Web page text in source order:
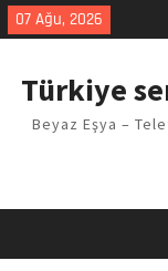
Skip
to
07 Ağu, 2026
Türkiye
Beyaz Eşya –